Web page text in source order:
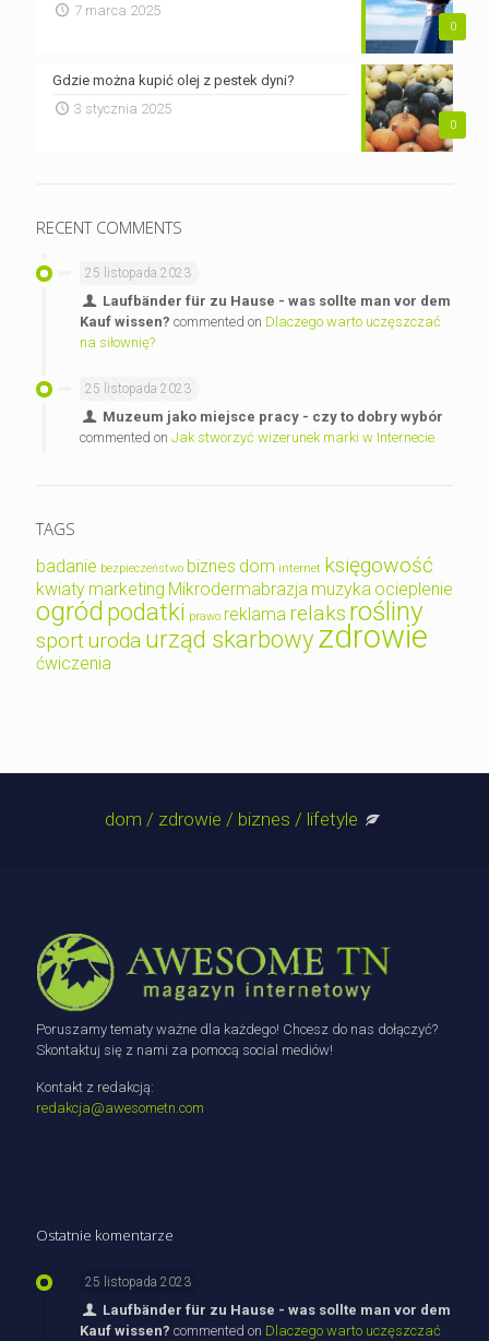
0
7 marca 2025
0
Gdzie można kupić olej z pestek dyni?
3 stycznia 2025
RECENT COMMENTS
25 listopada 2023
Laufbänder für zu Hause - was sollte man vor dem
Kauf wissen? commented on Dlaczego warto uczęszczać
na siłownię?
25 listopada 2023
Muzeum jako miejsce pracy - czy to dobry wybór
commented on Jak stworzyć wizerunek marki w Internecie
TAGS
badanie bezpieczeństwo biznes dom internet księgowość
kwiaty marketing Mikrodermabrazja muzyka ocieplenie
ogródpodatki prawo reklama relaks rośliny
sporturoda urząd skarbowyzdrowie
ćwiczenia
dom / zdrowie / biznes / lifetyle
Poruszamy tematy ważne dla każdego! Chcesz do nas dołączyć?
Skontaktuj się z nami za pomocą social mediów!
Kontakt z redakcją:
redakcja@awesometn.com
Ostatnie komentarze
25 listopada 2023
Laufbänder für zu Hause - was sollte man vor dem
Kauf wissen? commented on Dlaczego warto uczęszczać